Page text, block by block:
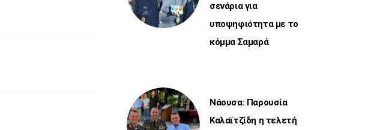
σενάρια για
υποψηφιότητα με το
κόμμα Σαμαρά
Νάουσα: Παρουσία
Καλαϊτζίδη η τελετή